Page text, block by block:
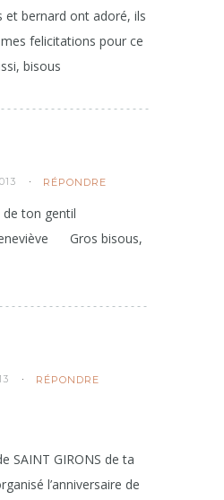
et bernard ont adoré, ils
felicitations pour ce
bisous
RÉPONDRE
ton gentil
Gros bisous,
RÉPONDRE
SAINT GIRONS de ta
l’anniversaire de